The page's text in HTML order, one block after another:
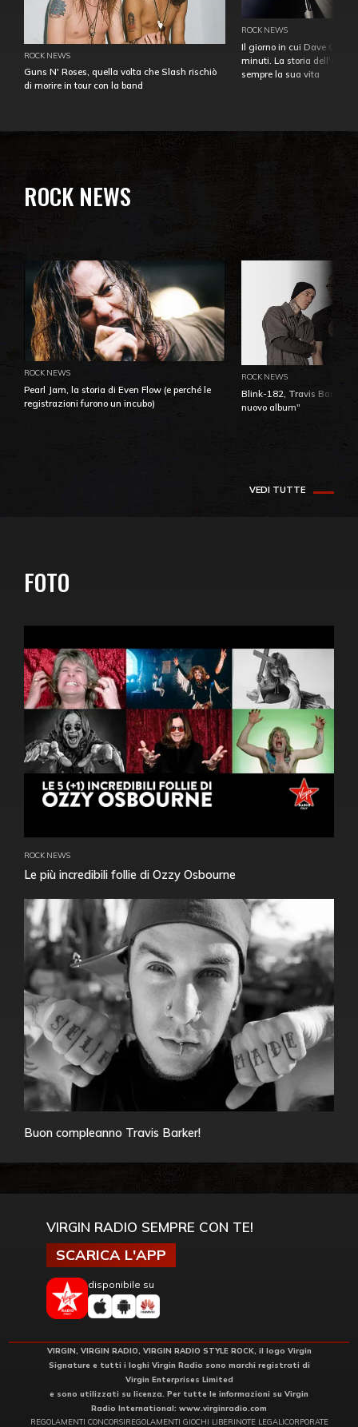
ROCK NEWS
Guns N' Roses, quella volta che Slash rischiò
di morire in tour con la band
ROCK NEWS
Il giorno in cui Dave
minuti. La storia
sempre la sua vita
ROCK NEWS
ROCK NEWS
Pearl Jam, la storia di Even Flow (e perché le
registrazioni furono un incubo)
ROCK NEWS
Blink-182, Travis Barker:
nuovo album"
VEDI TUTTE
FOTO
ROCK NEWS
Le più incredibili follie di Ozzy Osbourne
Buon compleanno Travis Barker!
VIRGIN RADIO SEMPRE CON TE!
SCARICA L'APP
disponibile su
VIRGIN, VIRGIN RADIO, VIRGIN RADIO STYLE ROCK, il logo Virgin
Signature e tutti i loghi Virgin Radio sono marchi registrati di
Virgin Enterprises Limited
e sono utilizzati su licenza. Per tutte le informazioni su Virgin
Radio International: www.virginradio.com
REGOLAMENTI CONCORSIREGOLAMENTI GIOCHI LIBERINOTE LEGALICORPORATE